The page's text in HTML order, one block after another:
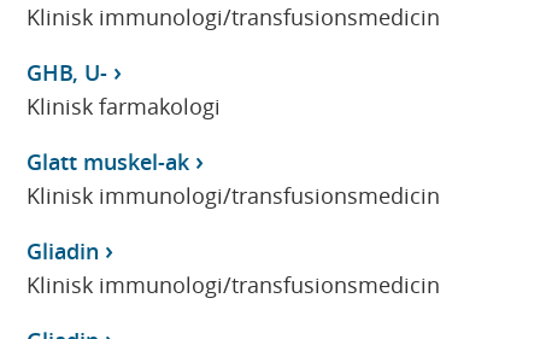
Klinisk immunologi/transfusionsmedicin
GHB, U-
Klinisk farmakologi
Glatt muskel-ak
Klinisk immunologi/transfusionsmedicin
Gliadin
Klinisk immunologi/transfusionsmedicin